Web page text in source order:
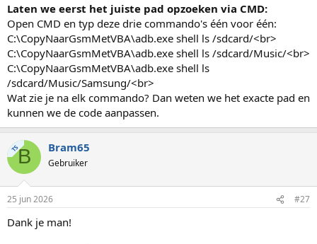
Laten we eerst het juiste pad opzoeken via CMD:
Open CMD en typ deze drie commando's één voor één:
C:\CopyNaarGsmMetVBA\adb.exe shell ls /sdcard/<br>
C:\CopyNaarGsmMetVBA\adb.exe shell ls /sdcard/Music/<br>
C:\CopyNaarGsmMetVBA\adb.exe shell ls
/sdcard/Music/Samsung/<br>
Wat zie je na elk commando? Dan weten we het exacte pad en
kunnen we de code aanpassen.
TSB Bram65
Gebruiker
25 jun 2026 #27
Dank je man!